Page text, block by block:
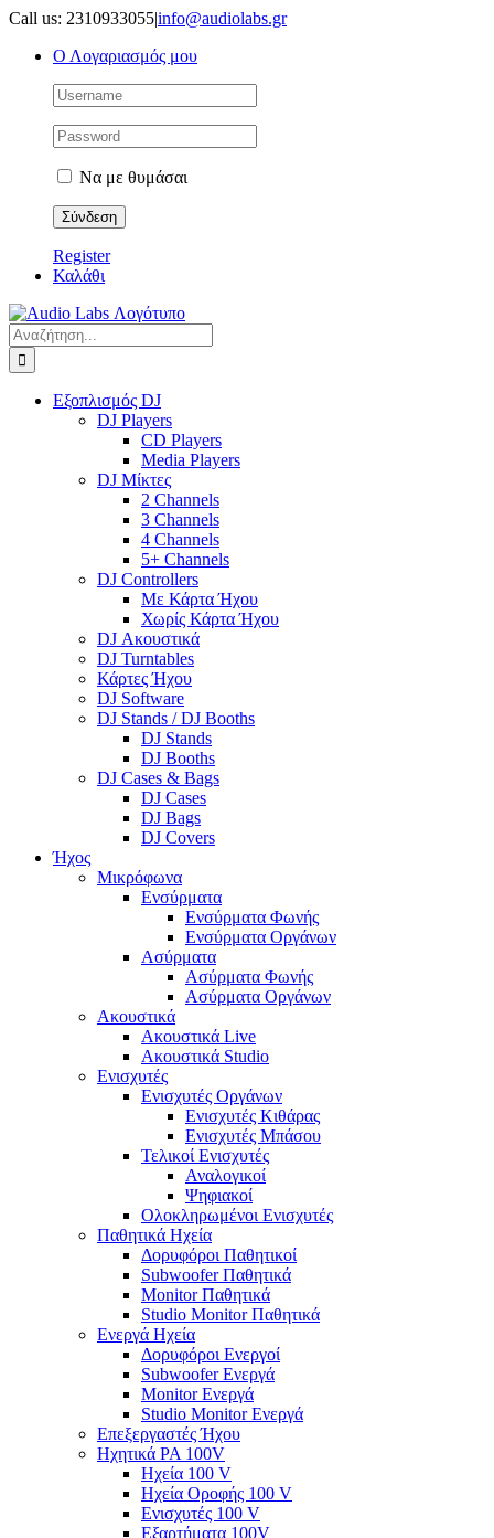
Μετάβαση
περιεχόμενο
Call us: 2310933055|info@audiolabs.gr
Ο Λογαριασμός μου
Να με θυμάσαι
Register
Καλάθι
Αναζήτηση
για:
Εξοπλισμός DJ
DJ Players
CD Players
Media Players
DJ Μίκτες
2 Channels
3 Channels
4 Channels
5+ Channels
DJ Controllers
Με Κάρτα Ήχου
Χωρίς Κάρτα Ήχου
DJ Ακουστικά
DJ Turntables
Κάρτες Ήχου
DJ Software
DJ Stands / DJ Booths
DJ Stands
DJ Booths
DJ Cases & Bags
DJ Cases
DJ Bags
DJ Covers
Ήχος
Μικρόφωνα
Ενσύρματα
Ενσύρματα Φωνής
Ενσύρματα Οργάνων
Ασύρματα
Ασύρματα Φωνής
Ασύρματα Οργάνων
Ακουστικά
Ακουστικά Live
Ακουστικά Studio
Ενισχυτές
Ενισχυτές Οργάνων
Ενισχυτές Κιθάρας
Ενισχυτές Μπάσου
Τελικοί Ενισχυτές
Αναλογικοί
Ψηφιακοί
Ολοκληρωμένοι Ενισχυτές
Παθητικά Ηχεία
Δορυφόροι Παθητικοί
Subwoofer Παθητικά
Monitor Παθητικά
Studio Monitor Παθητικά
Ενεργά Ηχεία
Δορυφόροι Ενεργοί
Subwoofer Ενεργά
Monitor Ενεργά
Studio Monitor Ενεργά
Επεξεργαστές Ήχου
Ηχητικά PA 100V
Ηχεία 100 V
Ηχεία Οροφής 100 V
Ενισχυτές 100 V
Εξαρτήματα 100V